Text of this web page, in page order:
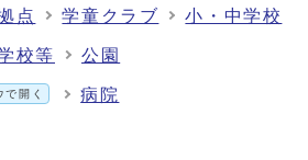
点 学童クラブ 小・中学校
校等 公園
で開く 病院